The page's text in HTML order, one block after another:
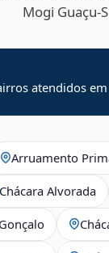
Mogi
atendidos em
Arruamento
Chácara Alvorada